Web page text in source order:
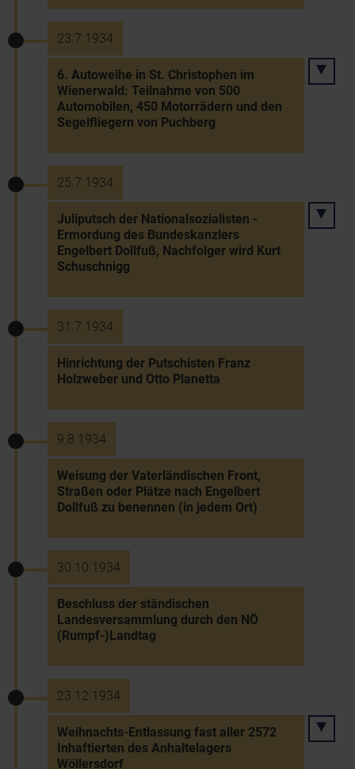
23.7.1934
6. Autoweihe in St. Christophen im
Wienerwald: Teilnahme von 500
Automobilen, 450 Motorrädern und den
Segelfliegern von Puchberg
25.7.1934
Juliputsch der Nationalsozialisten -
Ermordung des Bundeskanzlers
Engelbert Dollfuß, Nachfolger wird Kurt
Schuschnigg
31.7.1934
Hinrichtung der Putschisten Franz
Holzweber und Otto Planetta
9.8.1934
Weisung der Vaterländischen Front,
Straßen oder Plätze nach Engelbert
Dollfuß zu benennen (in jedem Ort)
30.10.1934
Beschluss der ständischen
Landesversammlung durch den NÖ
(Rumpf-)Landtag
23.12.1934
Weihnachts-Entlassung fast aller 2572
Inhaftierten des Anhaltelagers
Wöllersdorf